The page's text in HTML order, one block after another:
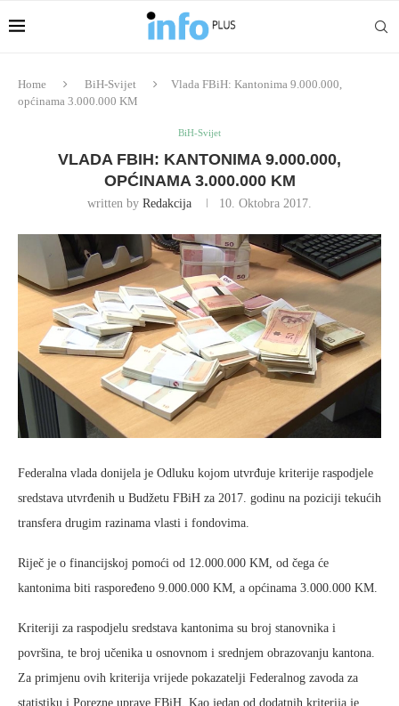
Home BiH-Svijet
Vlada FBiH: Kantonima 9.000.000,
općinama 3.000.000 KM
BiH-Svijet
VLADA FBIH: KANTONIMA 9.000.000,
OPĆINAMA 3.000.000 KM
written by Redakcija 10. Oktobra 2017.
Federalna vlada donijela je Odluku kojom utvrđuje kriterije raspodjele
sredstava utvrđenih u Budžetu FBiH za 2017. godinu na poziciji tekućih
transfera drugim razinama vlasti i fondovima.
Riječ je o financijskoj pomoći od 12.000.000 KM, od čega će
kantonima biti raspoređeno 9.000.000 KM, a općinama 3.000.000 KM.
Kriteriji za raspodjelu sredstava kantonima su broj stanovnika i
površina, te broj učenika u osnovnom i srednjem obrazovanju kantona.
Za primjenu ovih kriterija vrijede pokazatelji Federalnog zavoda za
statistiku i Porezne uprave FBiH. Kao jedan od dodatnih kriterija je